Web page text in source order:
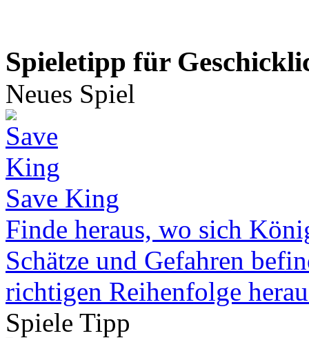
Spieletipp für
Neues Spiel
Save King
Finde heraus, wo sich
Schätze und Gefahren
richtigen Reihenfolge
Spiele Tipp